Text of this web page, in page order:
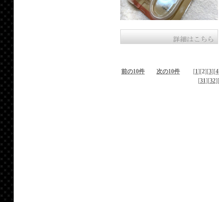
前の10件 次の10件 [1][2][3][4
[31][32][